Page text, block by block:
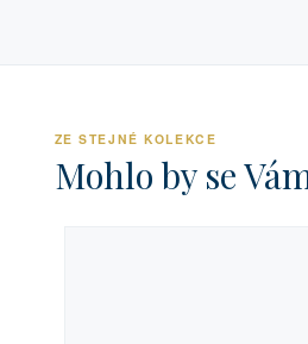
ZE STEJNÉ KOLEKCE
Mohlo by se